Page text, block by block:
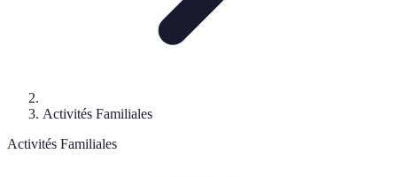
Activités Familiales
Activités Familiales